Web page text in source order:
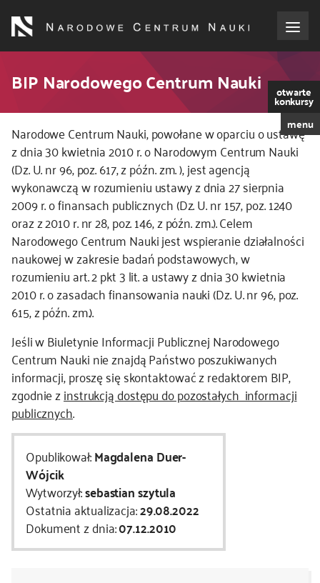
treści
dla wnioskodawców
dla realizujących projekty
dla ekspertów
efekty NCN
współpraca międzynarodowa
nagroda NCN
kontakt
BIP Narodowego Centrum Nauki otwarte
konkursy
menu
Narodowe Centrum Nauki, powołane w oparciu o ustawę
z dnia 30 kwietnia 2010 r. o Narodowym Centrum Nauki
(Dz. U. nr 96, poz. 617, z późn. zm. ), jest agencją
wykonawczą w rozumieniu ustawy z dnia 27 sierpnia
2009 r. o finansach publicznych (Dz. U. nr 157, poz. 1240
oraz z 2010 r. nr 28, poz. 146, z późn. zm.). Celem
Narodowego Centrum Nauki jest wspieranie działalności
naukowej w zakresie badań podstawowych, w
rozumieniu art. 2 pkt 3 lit. a ustawy z dnia 30 kwietnia
2010 r. o zasadach finansowania nauki (Dz. U. nr 96, poz.
615, z późn. zm.).
Jeśli w Biuletynie Informacji Publicznej Narodowego
Centrum Nauki nie znajdą Państwo poszukiwanych
informacji, proszę się skontaktować z redaktorem BIP,
zgodnie zinstrukcją dostępu do pozostałych informacji
publicznych.
Opublikował:Magdalena Duer-
Wójcik
Wytworzył:sebastian szytula
Ostatnia aktualizacja:29.08.2022
Dokument z dnia:07.12.2010